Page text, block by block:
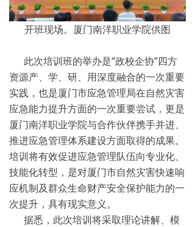
넸无线快网系列
넸高清移动视频接收机系列
넸系统集成系列
行业应用
넸警用安防
넸工业应用
넸应急救援
开班现场。厦门南洋职业学院供图
此次培训班的举办是“政校企协”四方
资源产、学、研、用深度融合的一次重要
实践，也是厦门市应急管理局在自然灾害
应急能力提升方面的一次重要尝试，更是
厦门南洋职业学院与合作伙伴携手并进、
推进应急管理体系建设方面取得的成果。
培训将有效促进应急管理队伍向专业化、
技能化转型，是对厦门市自然灾害快速响
应机制及群众生命财产安全保护能力的一
次提升，具有现实意义。
据悉，此次培训将采取理论讲解、模